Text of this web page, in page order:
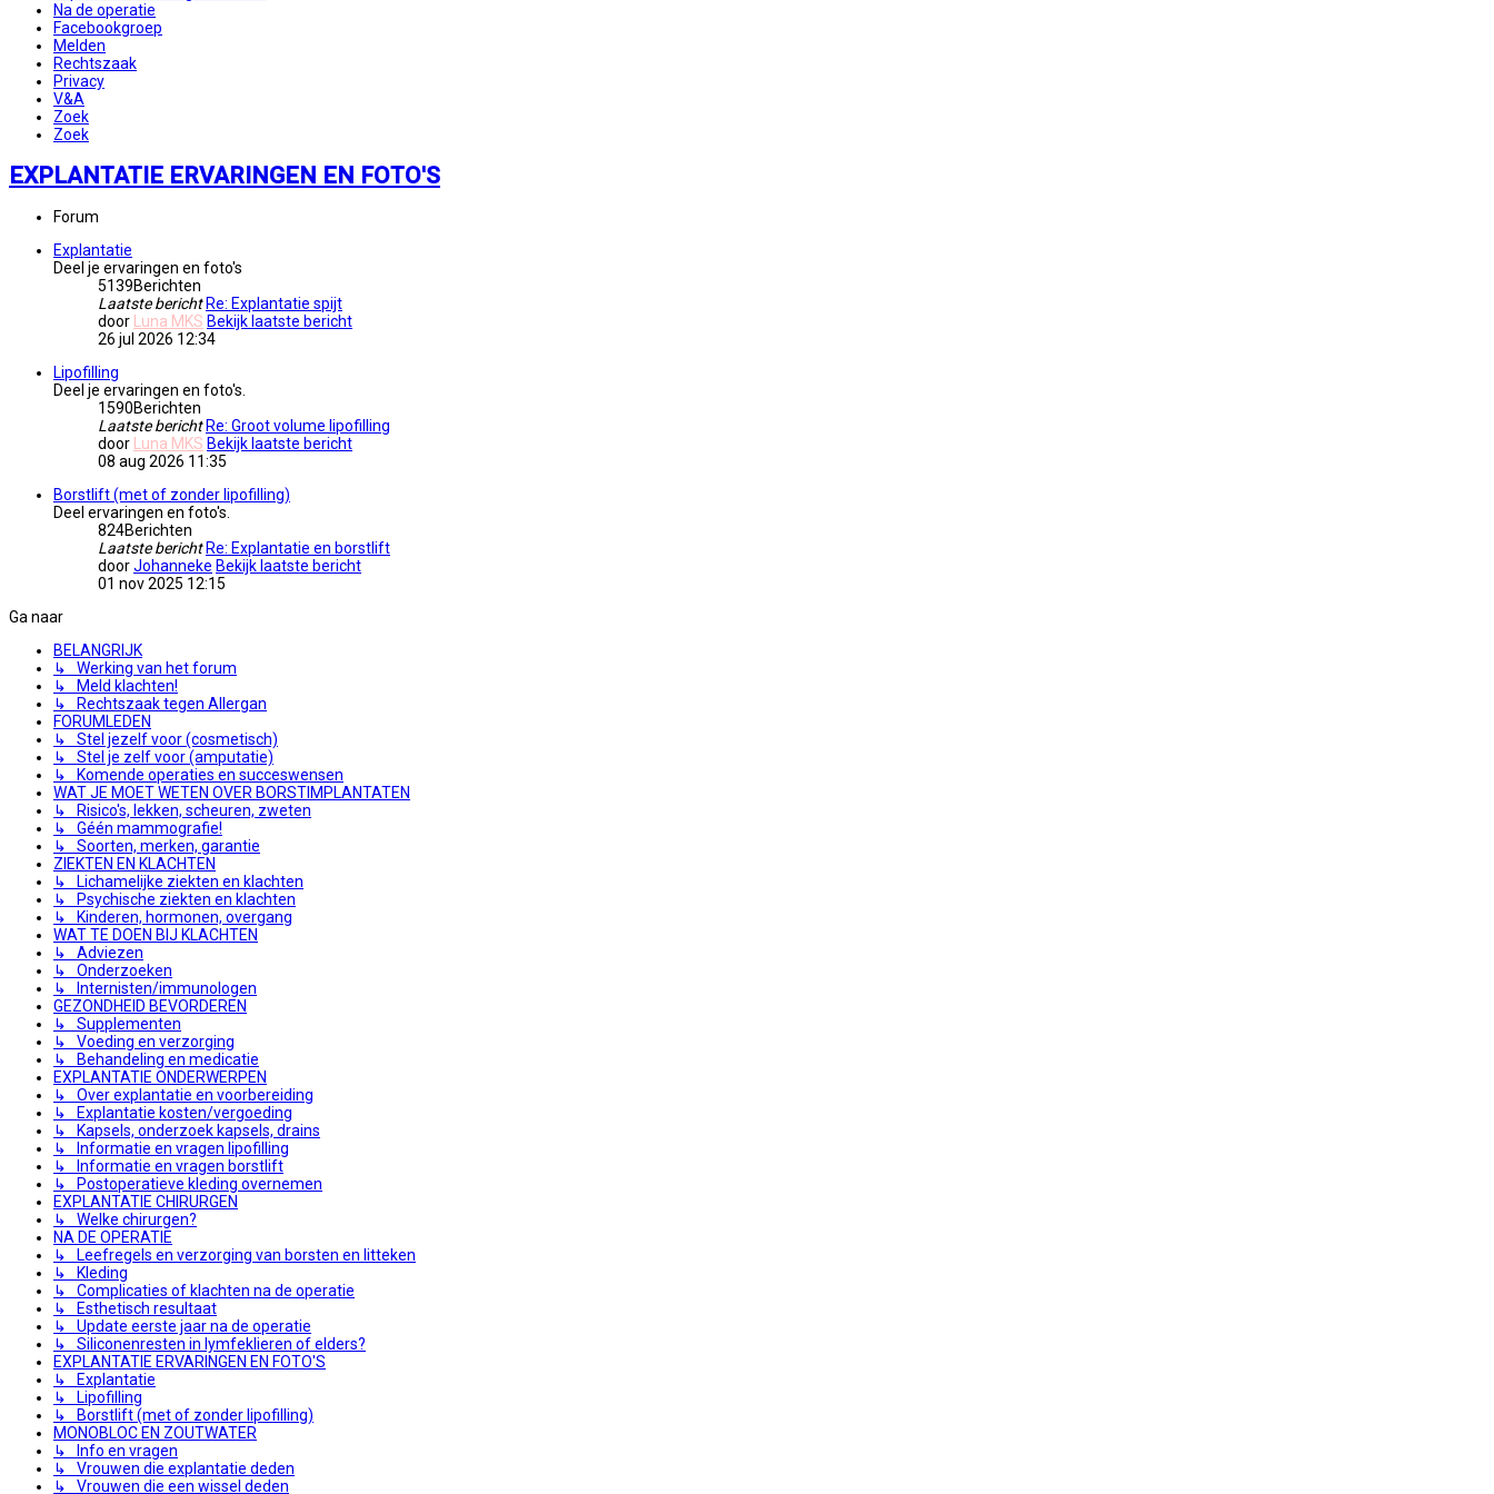
Na de operatie
Facebookgroep
Melden
Rechtszaak
Privacy
V&A
Zoek
Zoek
EXPLANTATIE ERVARINGEN EN FOTO'S
Forum
Explantatie
Deel je ervaringen en foto's
5139Berichten
Laatste bericht Re: Explantatie spijt
door Luna MKS Bekijk laatste bericht
26 jul 2026 12:34
Lipofilling
Deel je ervaringen en foto's.
1590Berichten
Laatste bericht Re: Groot volume lipofilling
door Luna MKS Bekijk laatste bericht
08 aug 2026 11:35
Borstlift (met of zonder lipofilling)
Deel ervaringen en foto's.
824Berichten
Laatste bericht Re: Explantatie en borstlift
doorJohanneke Bekijk laatste bericht
01 nov 2025 12:15
Ga naar
BELANGRIJK
↳ Werking van het forum
↳ Meld klachten!
↳ Rechtszaak tegen Allergan
FORUMLEDEN
↳ Stel jezelf voor (cosmetisch)
↳ Stel je zelf voor (amputatie)
↳ Komende operaties en succeswensen
WAT JE MOET WETEN OVER BORSTIMPLANTATEN
↳ Risico's, lekken, scheuren, zweten
↳ Géén mammografie!
↳ Soorten, merken, garantie
ZIEKTEN EN KLACHTEN
↳ Lichamelijke ziekten en klachten
↳ Psychische ziekten en klachten
↳ Kinderen, hormonen, overgang
WAT TE DOEN BIJ KLACHTEN
↳ Adviezen
↳ Onderzoeken
↳ Internisten/immunologen
GEZONDHEID BEVORDEREN
↳ Supplementen
↳ Voeding en verzorging
↳ Behandeling en medicatie
EXPLANTATIE ONDERWERPEN
↳ Over explantatie en voorbereiding
↳ Explantatie kosten/vergoeding
↳ Kapsels, onderzoek kapsels, drains
↳ Informatie en vragen lipofilling
↳ Informatie en vragen borstlift
↳ Postoperatieve kleding overnemen
EXPLANTATIE CHIRURGEN
↳ Welke chirurgen?
NA DE OPERATIE
↳ Leefregels en verzorging van borsten en litteken
↳ Kleding
↳ Complicaties of klachten na de operatie
↳ Esthetisch resultaat
↳ Update eerste jaar na de operatie
↳ Siliconenresten in lymfeklieren of elders?
EXPLANTATIE ERVARINGEN EN FOTO'S
↳ Explantatie
↳ Lipofilling
↳ Borstlift (met of zonder lipofilling)
MONOBLOC EN ZOUTWATER
↳ Info en vragen
↳ Vrouwen die explantatie deden
↳ Vrouwen die een wissel deden